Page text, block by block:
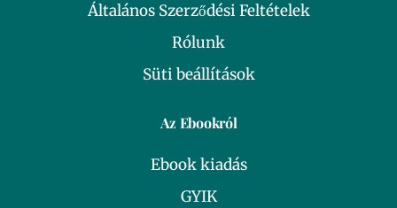
Általános Szerződési Feltételek
Rólunk
Süti beállítások
Az Ebookról
Ebook kiadás
GYIK